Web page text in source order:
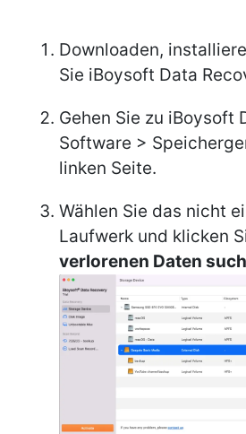
Downloaden,
Sie iBoysoft Data
Gehen Sie zu iBoysoft
Software >
linken Seite.
Wählen Sie das nicht
Laufwerk und klicken
verlorenen Daten